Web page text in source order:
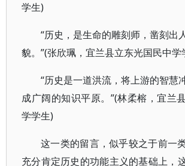
学生)
“历史，是生命的雕刻师，凿刻出
貌。”(张欣珮，宜兰县立东光国民中学
“历史是一道洪流，将上游的智慧
成广阔的知识平原。”(林柔榕，宜兰
学学生)
这一类的留言，似乎较之于前一
充分肯定历史的功能主义的基础上，